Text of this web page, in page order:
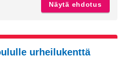
Näytä ehdotus
urheilukenttä